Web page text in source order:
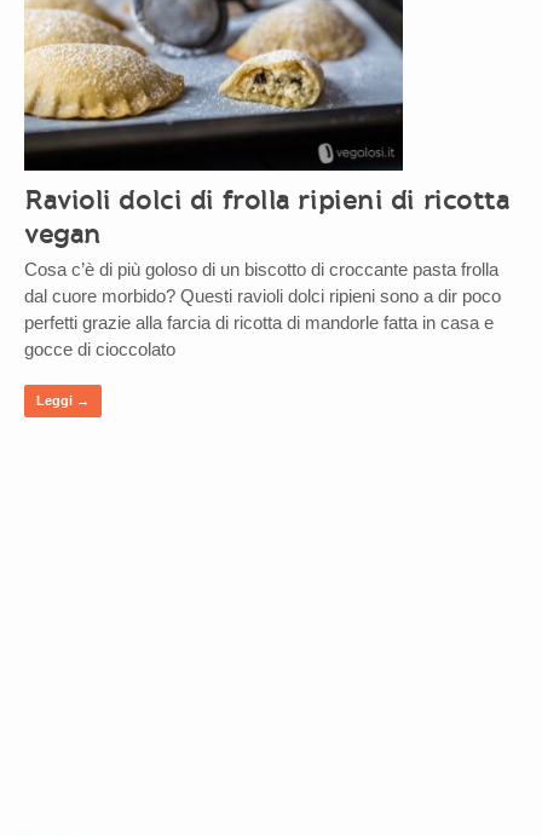
Ravioli dolci di frolla ripieni di ricotta
vegan
Cosa c’è di più goloso di un biscotto di croccante pasta frolla
dal cuore morbido? Questi ravioli dolci ripieni sono a dir poco
perfetti grazie alla farcia di ricotta di mandorle fatta in casa e
gocce di cioccolato
Leggi →